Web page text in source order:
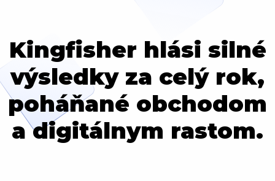
Kingfisher hlási silné
výsledky za celý rok,
poháňané obchodom
a digitálnym rastom.